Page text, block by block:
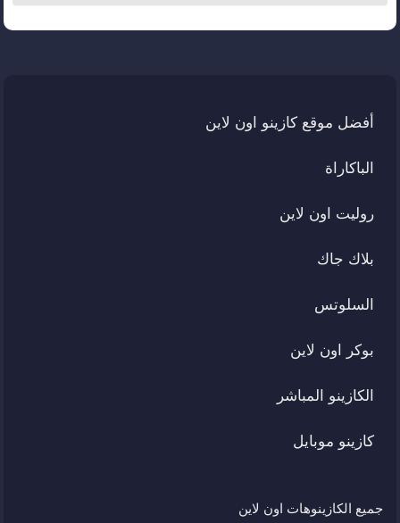
أفضل موقع كازينو اون لاين
الباكاراة
روليت اون لاين
بلاك جاك
السلوتس
بوكر اون لاين
الكازينو المباشر
كازينو موبايل
جميع الكازينوهات اون لاين